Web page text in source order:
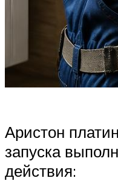
Аристон
запуска
действия: